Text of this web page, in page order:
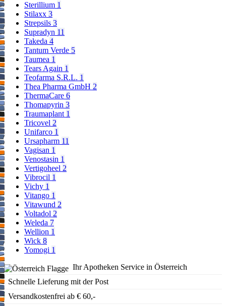
Sterillium 1
Stilaxx 3
Strepsils 3
Supradyn 11
Takeda 4
Tantum Verde 5
Taumea 1
Tears Again 1
Teofarma S.R.L. 1
Thea Pharma GmbH 2
ThermaCare 6
Thomapyrin 3
Traumaplant 1
Tricovel 2
Unifarco 1
Ursapharm 11
Vagisan 1
Venostasin 1
Vertigoheel 2
Vibrocil 1
Vichy 1
Vitango 1
Vitawund 2
Voltadol 2
Weleda 7
Wellion 1
Wick 8
Yomogi 1
Ihr Apotheken Service in Österreich
Schnelle Lieferung mit der Post
Versandkostenfrei ab € 60,-